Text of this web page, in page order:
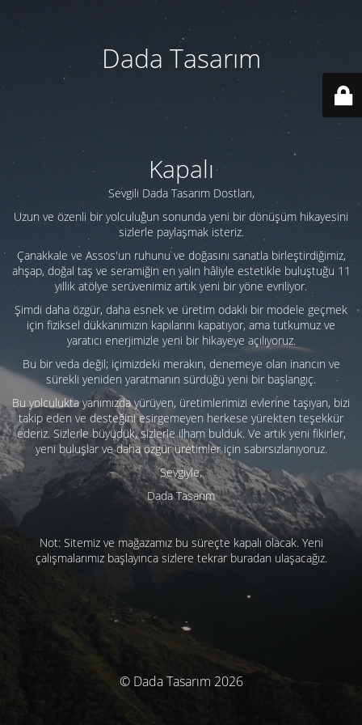
Dada Tasarım
Kapalı
Sevgili Dada Tasarım Dostları,
Uzun ve özenli bir yolculuğun sonunda yeni bir dönüşüm hikayesini
sizlerle paylaşmak isteriz.
Çanakkale ve Assos'un ruhunu ve doğasını sanatla birleştirdiğimiz,
ahşap, doğal taş ve seramiğin en yalın hâliyle estetikle buluştuğu 11
yıllık atölye serüvenimiz artık yeni bir yöne evriliyor.
Şimdi daha özgür, daha esnek ve üretim odaklı bir modele geçmek
için fiziksel dükkanımızın kapılarını kapatıyor, ama tutkumuz ve
yaratıcı enerjimizle yeni bir hikayeye açılıyoruz.
Bu bir veda değil; içimizdeki merakın, denemeye olan inancın ve
sürekli yeniden yaratmanın sürdüğü yeni bir başlangıç.
Bu yolculukta yanımızda yürüyen, üretimlerimizi evlerine taşıyan, bizi
takip eden ve desteğini esirgemeyen herkese yürekten teşekkür
ederiz. Sizlerle büyüdük, sizlerle ilham bulduk. Ve artık yeni fikirler,
yeni buluşlar ve daha özgür üretimler için sabırsızlanıyoruz.
Sevgiyle,
Dada Tasarım
Not: Sitemiz ve mağazamız bu süreçte kapalı olacak. Yeni
çalışmalarımız başlayınca sizlere tekrar buradan ulaşacağız.
© Dada Tasarım 2026